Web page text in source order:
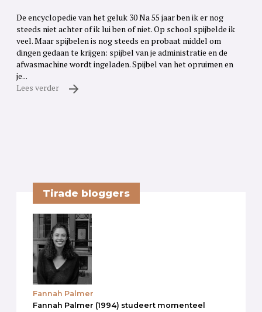
De encyclopedie van het geluk 30 Na 55 jaar ben ik er nog
steeds niet achter of ik lui ben of niet. Op school spijbelde ik
veel. Maar spijbelen is nog steeds en probaat middel om
dingen gedaan te krijgen: spijbel van je administratie en de
afwasmachine wordt ingeladen. Spijbel van het opruimen en
je...
Lees verder
Tirade bloggers
Fannah Palmer
Fannah Palmer (1994) studeert momenteel